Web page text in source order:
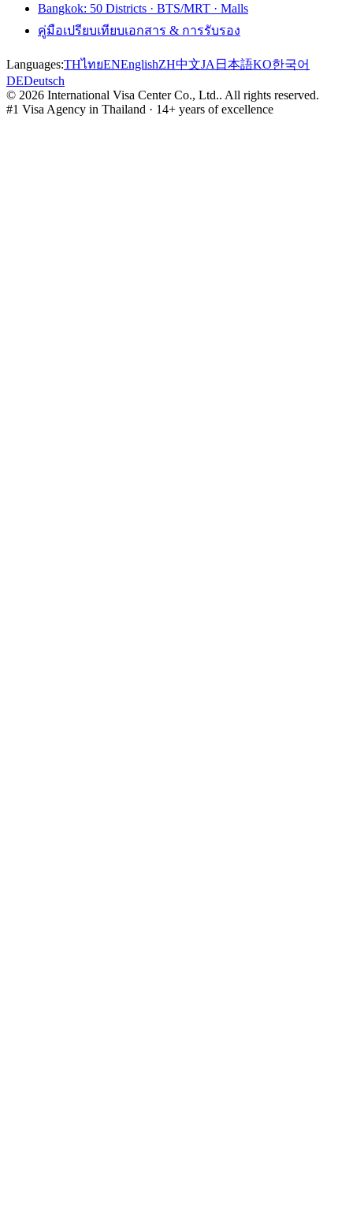
Bangkok: 50 Districts · BTS/MRT · Malls
คู่มือเปรียบเทียบเอกสาร & การรับรอง
Languages:THไทยENEnglishZH中文JA 日本語KO한국어
DEDeutsch
© 2026 International Visa Center Co., Ltd.. All rights reserved.
#1 Visa Agency in Thailand · 14+ years of excellence